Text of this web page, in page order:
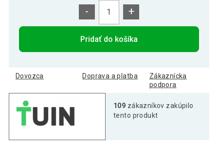
- +
Pridať do košíka
Dovozca Doprava a platba
Zákaznícka
podpora
109 zákazníkov zakúpilo
tento produkt